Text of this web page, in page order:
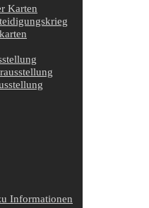
Karten
Informationen